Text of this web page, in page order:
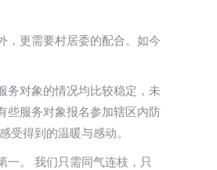
，更需要村居委的配合。如今
务对象的情况均比较稳定，未
些服务对象报名参加辖区内防
得到的温暖与感动。
一。 我们只需同气连枝，只